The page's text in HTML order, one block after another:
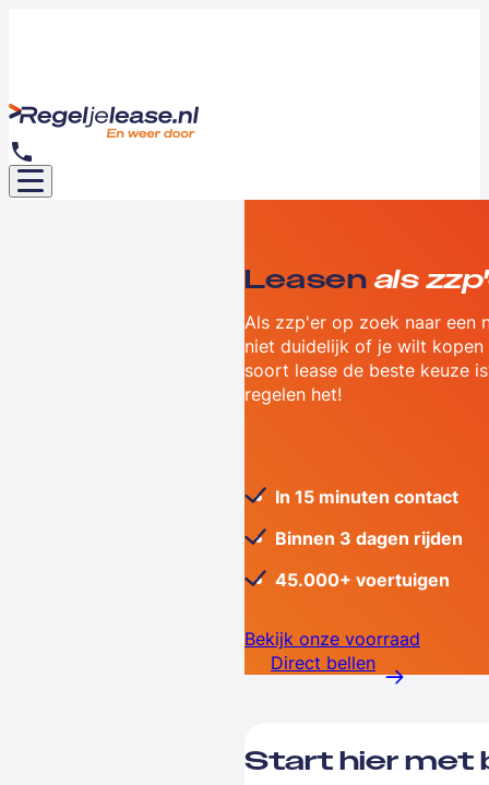
Leasen als
Als zzp'er op zoek naar een
niet duidelijk of je wilt
soort lease de beste keuze
regelen het!
In 15 minuten contact
Binnen 3 dagen rijden
45.000+ voertuigen
Bekijk onze voorraad
Direct bellen
Start hier met